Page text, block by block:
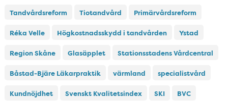
Tandvårdsreform Tiotandvård Primärvårdsreform
Réka Velle Högkostnadsskydd i tandvården Ystad
Region Skåne Glasäpplet Stationsstadens Vårdcentral
Båstad-Bjäre Läkarpraktik värmland specialistvård
Kundnöjdhet Svenskt Kvalitetsindex SKI BVC